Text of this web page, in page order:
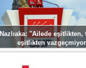
Nazlıaka: ''Ailede eşitlikten,
eşitlikten